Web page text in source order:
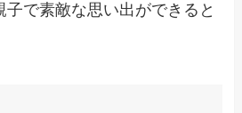
で素敵な思い出ができると